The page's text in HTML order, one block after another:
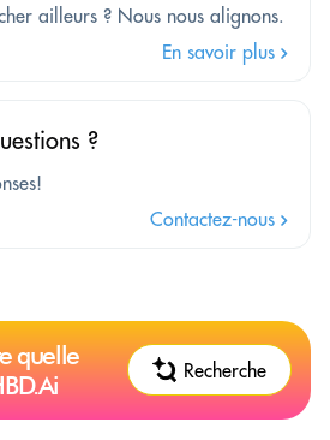
ailleurs ? Nous nous alignons.
En savoir plus
?
Contactez-nous
quelle
Recherche